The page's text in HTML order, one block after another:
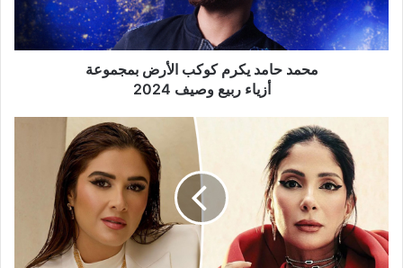
أزياء
ربيع
وصيف
محمد حامد يكرم كوكب الأرض بمجموعة
أزياء ربيع وصيف 2024
ياسمين
العزيز
في